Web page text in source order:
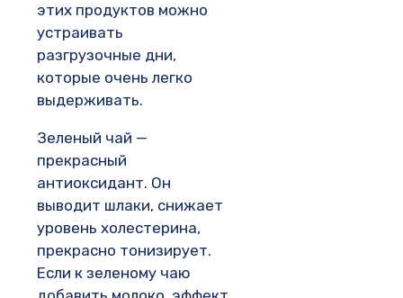
этих продуктов можно
устраивать
разгрузочные дни,
которые очень легко
выдерживать.
Зеленый чай —
прекрасный
антиоксидант. Он
выводит шлаки, снижает
уровень холестерина,
прекрасно тонизирует.
Если к зеленому чаю